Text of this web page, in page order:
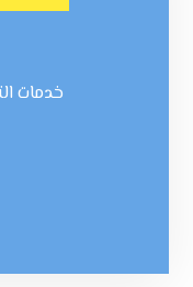
خدمات